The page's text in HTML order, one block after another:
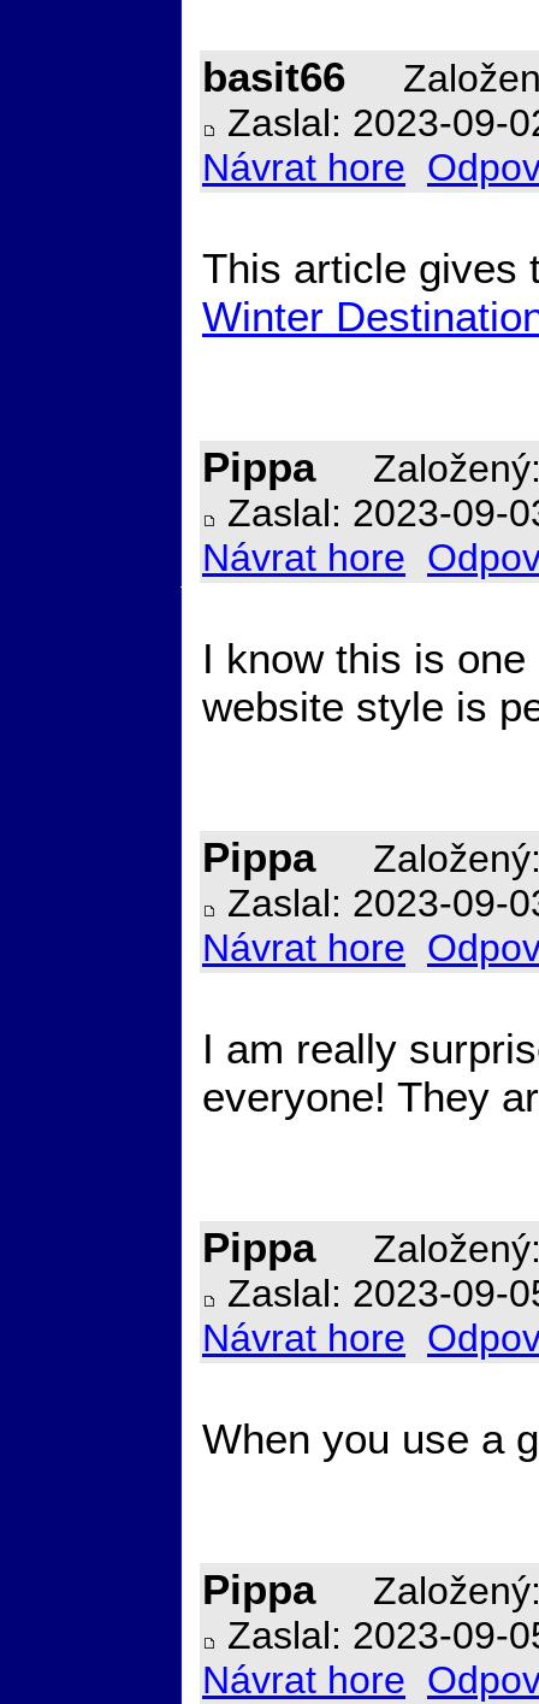
basit66
Zaslal: 2023-09-
Návrat hore
This article gives
Winter
Pippa
Zaslal: 2023-09-
Návrat hore
I know this is
website style is
Pippa
Zaslal: 2023-09-
Návrat hore
I am really
everyone! They
Pippa
Zaslal: 2023-09-
Návrat hore
When you use a
Pippa
Zaslal: 2023-09-
Návrat hore